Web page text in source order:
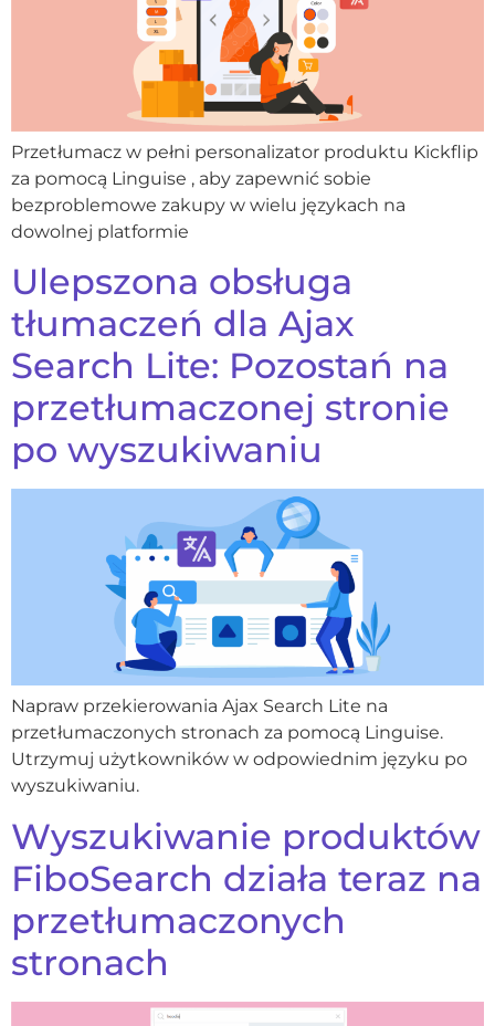
Przetłumacz w pełni personalizator produktu Kickflip
za pomocą Linguise , aby zapewnić sobie
bezproblemowe zakupy w wielu językach na
dowolnej platformie
Ulepszona obsługa
tłumaczeń dla Ajax
Search Lite: Pozostań na
przetłumaczonej stronie
po wyszukiwaniu
Napraw przekierowania Ajax Search Lite na
przetłumaczonych stronach za pomocą Linguise.
Utrzymuj użytkowników w odpowiednim języku po
wyszukiwaniu.
Wyszukiwanie produktów
FiboSearch działa teraz na
przetłumaczonych
stronach